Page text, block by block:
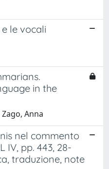
le vocali
in the
Anna
nel commento
IV, pp. 443, 28-
traduzione, note